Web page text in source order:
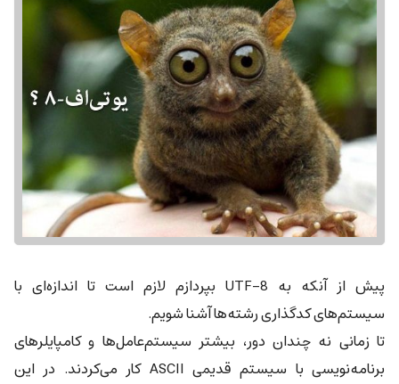
پیش از آنکه به UTF-8 بپردازم لازم است تا اندازه‌ای با
سیستم‌های کدگذاری رشته‌ها آشنا شویم.
تا زمانی نه چندان دور، بیشتر سیستم‌عامل‌ها و کامپایلرهای
برنامه‌نویسی با سیستم قدیمی ASCII کار می‌کردند. در این